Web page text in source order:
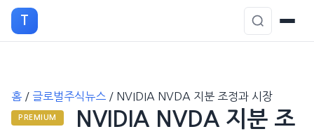
T
홈 / 글로벌주식뉴스 / NVIDIA NVDA 지분 조정과 시장
PREMIUM
NVIDIA NVDA 지분 조